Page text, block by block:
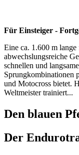
Für Einsteiger -
Eine ca. 1.600 m
abwechslungsreiche
schnellen und
Sprungkombinationen
und Motocross bietet.
Weltmeister trainiert...
Den blauen
Der